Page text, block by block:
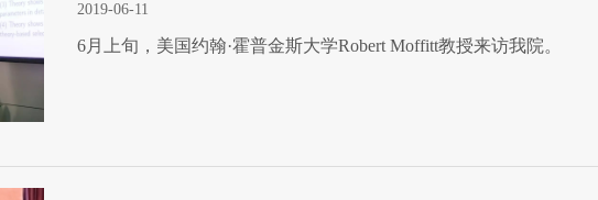
2019-06-11
6月上旬，美国约翰·霍普金斯大学Robert Moffitt教授来访我院。